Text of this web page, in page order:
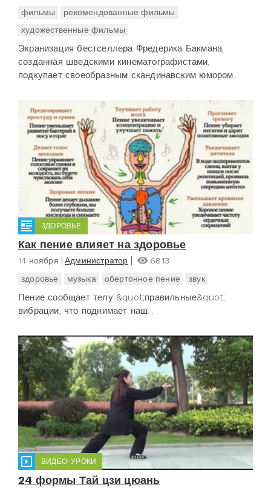
фильмы
рекомендованные фильмы
художественные фильмы
Экранизация бестселлера Фредерика Бакмана,
созданная шведскими кинематографистами,
подкупает своеобразным скандинавским юмором...
ЗДОРОВЬЕ
Как пение влияет на здоровье
14 ноября Администратор
6813
здоровье
музыка обертонное пение звук
Пение сообщает телу &quot;правильные&quot;
вибрации, что поднимает наш...
ВИДЕО-УРОКИ
24 формы Тай цзи цюань